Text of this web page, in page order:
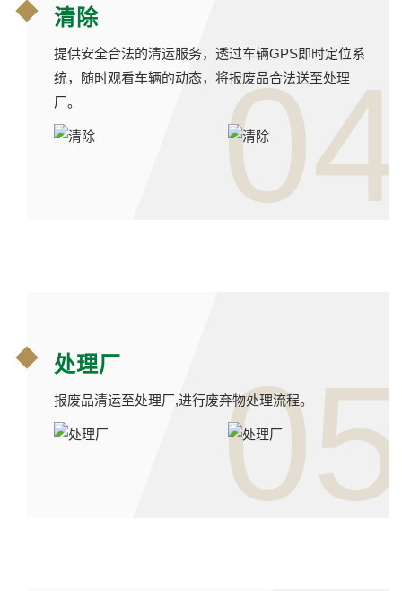
清除
提供安全合法的清运服务，透过车辆GPS即时定位系
统，随时观看车辆的动态，将报废品合法送至处理
厂。
04
处理厂
报废品清运至处理厂,进行废弃物处理流程。05